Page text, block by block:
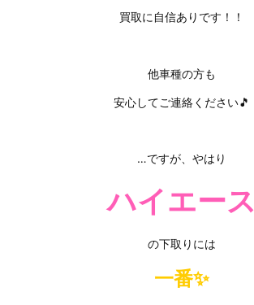
買取に自信ありです！！
他車種の方も
安心してご連絡ください🎵
…ですが、やはり
ハイエース
の下取りには
一番✨